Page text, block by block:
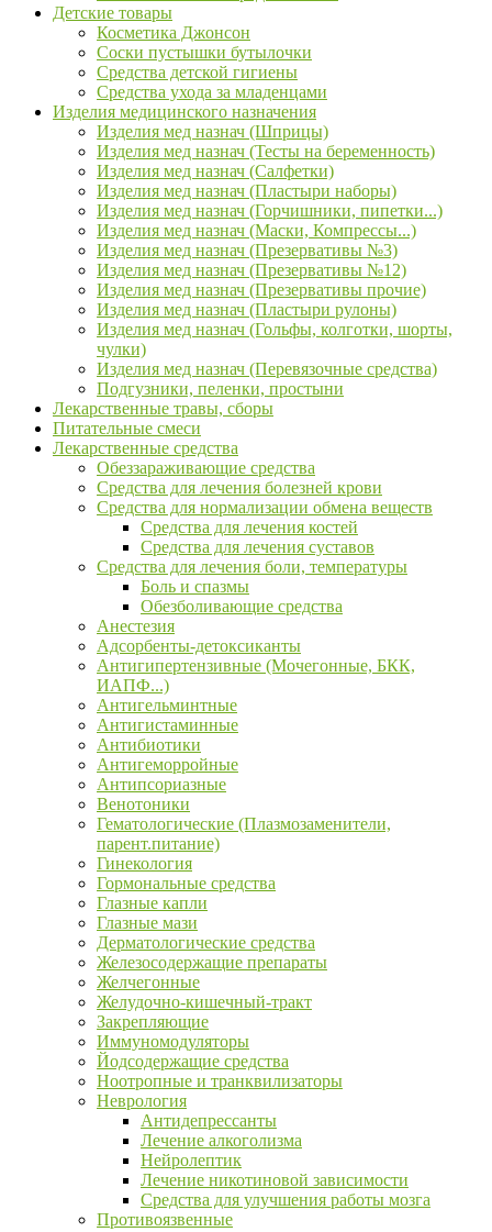
Детские товары
Косметика Джонсон
Соски пустышки бутылочки
Средства детской гигиены
Средства ухода за младенцами
Изделия медицинского назначения
Изделия мед назнач (Шприцы)
Изделия мед назнач (Тесты на беременность)
Изделия мед назнач (Салфетки)
Изделия мед назнач (Пластыри наборы)
Изделия мед назнач (Горчишники, пипетки...)
Изделия мед назнач (Маски, Компрессы...)
Изделия мед назнач (Презервативы №3)
Изделия мед назнач (Презервативы №12)
Изделия мед назнач (Презервативы прочие)
Изделия мед назнач (Пластыри рулоны)
Изделия мед назнач (Гольфы, колготки, шорты,
чулки)
Изделия мед назнач (Перевязочные средства)
Подгузники, пеленки, простыни
Лекарственные травы, сборы
Питательные смеси
Лекарственные средства
Обеззараживающие средства
Средства для лечения болезней крови
Средства для нормализации обмена веществ
Средства для лечения костей
Средства для лечения суставов
Средства для лечения боли, температуры
Боль и спазмы
Обезболивающие средства
Анестезия
Адсорбенты-детоксиканты
Антигипертензивные (Мочегонные, БКК,
ИАПФ...)
Антигельминтные
Антигистаминные
Антибиотики
Антигеморройные
Антипсориазные
Венотоники
Гематологические (Плазмозаменители,
парент.питание)
Гинекология
Гормональные средства
Глазные капли
Глазные мази
Дерматологические средства
Железосодержащие препараты
Желчегонные
Желудочно-кишечный-тракт
Закрепляющие
Иммуномодуляторы
Йодсодержащие средства
Ноотропные и транквилизаторы
Неврология
Антидепрессанты
Лечение алкоголизма
Нейролептик
Лечение никотиновой зависимости
Средства для улучшения работы мозга
Противоязвенные